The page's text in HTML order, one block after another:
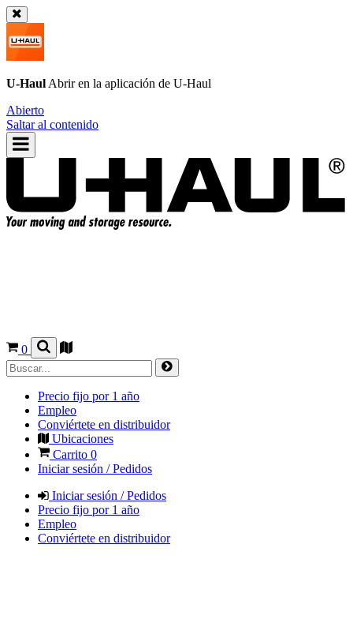
U-Haul Abrir en la aplicación de U-Haul
Abierto
Saltar al contenido
0
Precio fijo por 1 año
Empleo
Conviértete en distribuidor
Ubicaciones
Carrito 0
Iniciar sesión / Pedidos
Iniciar sesión / Pedidos
Precio fijo por 1 año
Empleo
Conviértete en distribuidor